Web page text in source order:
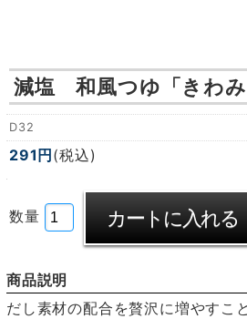
減塩 和風つゆ「きわみ
D32
291円 (税込)
数量
商品説明
だし素材の配合を贅沢に増やすこ